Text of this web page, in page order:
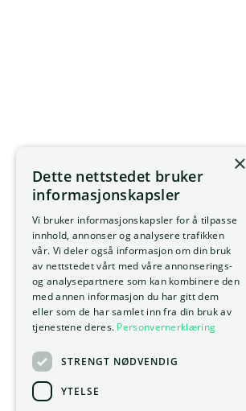
×
Dette nettstedet bruker
informasjonskapsler
Vi bruker informasjonskapsler for å tilpasse
innhold, annonser og analysere trafikken
vår. Vi deler også informasjon om din bruk
av nettstedet vårt med våre annonserings-
og analysepartnere som kan kombinere den
med annen informasjon du har gitt dem
eller som de har samlet inn fra din bruk av
tjenestene deres. Personvernerklæring
STRENGT NØDVENDIG
YTELSE